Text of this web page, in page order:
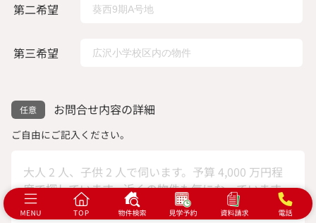
第二希望
第三希望
お問合せ内容の詳細
ご自由にご記入ください。